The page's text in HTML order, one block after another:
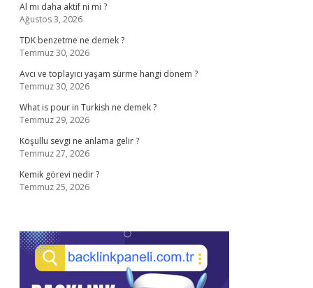
Al mı daha aktif ni mi ?
Ağustos 3, 2026
TDK benzetme ne demek ?
Temmuz 30, 2026
Avcı ve toplayıcı yaşam sürme hangi dönem ?
Temmuz 30, 2026
What is pour in Turkish ne demek ?
Temmuz 29, 2026
Koşullu sevgi ne anlama gelir ?
Temmuz 27, 2026
Kemik görevi nedir ?
Temmuz 25, 2026